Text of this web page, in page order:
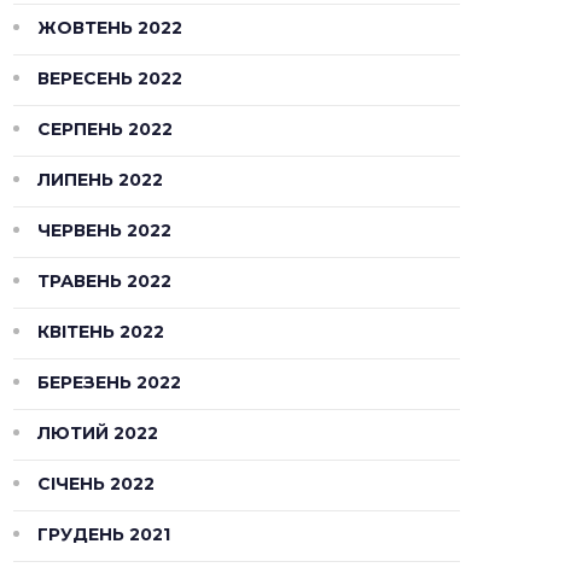
ЖОВТЕНЬ 2022
ВЕРЕСЕНЬ 2022
СЕРПЕНЬ 2022
ЛИПЕНЬ 2022
ЧЕРВЕНЬ 2022
ТРАВЕНЬ 2022
КВІТЕНЬ 2022
БЕРЕЗЕНЬ 2022
ЛЮТИЙ 2022
СІЧЕНЬ 2022
ГРУДЕНЬ 2021